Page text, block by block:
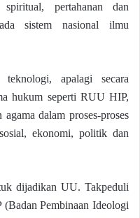
pertahanan dan
sistem nasional ilmu
apalagi secara
hukum seperti RUU HIP,
dalam proses-proses
ekonomi, politik dan
dijadikan UU. Takpeduli
Pembinaan Ideologi